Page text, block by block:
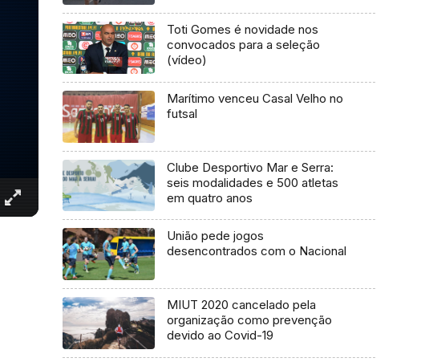
Toti Gomes é novidade nos
convocados para a seleção
(vídeo)
Marítimo venceu Casal Velho no
futsal
Clube Desportivo Mar e Serra:
seis modalidades e 500 atletas
em quatro anos
União pede jogos
desencontrados com o Nacional
MIUT 2020 cancelado pela
organização como prevenção
devido ao Covid-19